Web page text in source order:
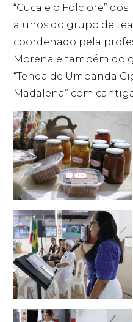
“Cuca e o Folclore” dos
alunos do grupo de
coordenado pela
Morena e também do
“Tenda de Umbanda
Madalena” com